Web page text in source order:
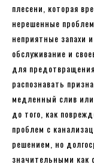
плесени, которая
нерешенные
неприятные запахи
обслуживание и
для
распознавать
медленный слив
до того, как
проблем с
решением, но
значительными как